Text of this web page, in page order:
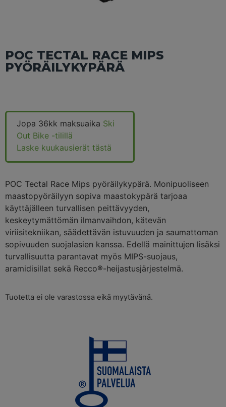
POC TECTAL RACE MIPS
PYÖRÄILYKYPÄRÄ
Jopa 36kk maksuaika Ski
Out Bike -tilillä
Laske kuukausierät tästä
POC Tectal Race Mips pyöräilykypärä. Monipuoliseen
maastopyöräilyyn sopiva maastokypärä tarjoaa
käyttäjälleen turvallisen peittävyyden,
keskeytymättömän ilmanvaihdon, kätevän
viriisitekniikan, säädettävän istuvuuden ja saumattoman
sopivuuden suojalasien kanssa. Edellä mainittujen lisäksi
turvallisuutta parantavat myös MIPS-suojaus,
aramidisillat sekä Recco®-heijastusjärjestelmä.
Tuotetta ei ole varastossa eikä myytävänä.